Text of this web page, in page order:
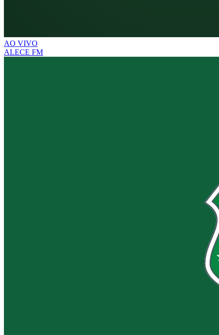
AO VIVO
ALECE FM